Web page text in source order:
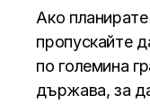
Ако
пропускайте
по големина
държава, за